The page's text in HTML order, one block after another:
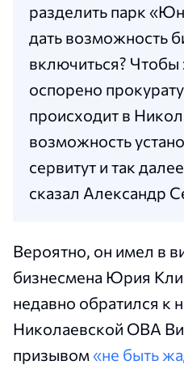
разделить парк
дать возможность
включиться? Чтобы
оспорено
происходит в
возможность
сервитут и так
сказал Александр
Вероятно, он имел в
бизнесмена Юрия
недавно обратился к
Николаевской ОВА
призывом«не быть